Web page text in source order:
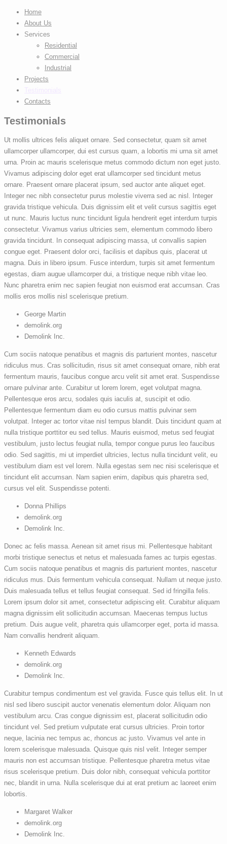
Home
About Us
Services
Residential
Commercial
Industrial
Projects
Testimonials
Contacts
Testimonials
Ut mollis ultrices felis aliquet ornare. Sed consectetur, quam sit amet
ullamcorper ullamcorper, dui est cursus quam, a lobortis mi urna sit amet
urna. Proin ac mauris scelerisque metus commodo dictum non eget justo.
Vivamus adipiscing dolor eget erat ullamcorper sed tincidunt metus
ornare. Praesent ornare placerat ipsum, sed auctor ante aliquet eget.
Integer nec nibh consectetur purus molestie viverra sed ac nisl. Integer
gravida tristique vehicula. Duis dignissim elit et velit cursus sagittis eget
ut nunc. Mauris luctus nunc tincidunt ligula hendrerit eget interdum turpis
consectetur. Vivamus varius ultricies sem, elementum commodo libero
gravida tincidunt. In consequat adipiscing massa, ut convallis sapien
congue eget. Praesent dolor orci, facilisis et dapibus quis, placerat ut
magna. Duis in libero ipsum. Fusce interdum, turpis sit amet fermentum
egestas, diam augue ullamcorper dui, a tristique neque nibh vitae leo.
Nunc pharetra enim nec sapien feugiat non euismod erat accumsan. Cras
mollis eros mollis nisl scelerisque pretium.
George Martin
demolink.org
Demolink Inc.
Cum sociis natoque penatibus et magnis dis parturient montes, nascetur
ridiculus mus. Cras sollicitudin, risus sit amet consequat ornare, nibh erat
fermentum mauris, faucibus congue arcu velit sit amet erat. Suspendisse
ornare pulvinar ante. Curabitur ut lorem lorem, eget volutpat magna.
Pellentesque eros arcu, sodales quis iaculis at, suscipit et odio.
Pellentesque fermentum diam eu odio cursus mattis pulvinar sem
volutpat. Integer ac tortor vitae nisl tempus blandit. Duis tincidunt quam at
nulla tristique porttitor eu sed tellus. Mauris euismod, metus sed feugiat
vestibulum, justo lectus feugiat nulla, tempor congue purus leo faucibus
odio. Sed sagittis, mi ut imperdiet ultricies, lectus nulla tincidunt velit, eu
vestibulum diam est vel lorem. Nulla egestas sem nec nisi scelerisque et
tincidunt elit accumsan. Nam sapien enim, dapibus quis pharetra sed,
cursus vel elit. Suspendisse potenti.
Donna Phillips
demolink.org
Demolink Inc.
Donec ac felis massa. Aenean sit amet risus mi. Pellentesque habitant
morbi tristique senectus et netus et malesuada fames ac turpis egestas.
Cum sociis natoque penatibus et magnis dis parturient montes, nascetur
ridiculus mus. Duis fermentum vehicula consequat. Nullam ut neque justo.
Duis malesuada tellus et tellus feugiat consequat. Sed id fringilla felis.
Lorem ipsum dolor sit amet, consectetur adipiscing elit. Curabitur aliquam
magna dignissim elit sollicitudin accumsan. Maecenas tempus luctus
pretium. Duis augue velit, pharetra quis ullamcorper eget, porta id massa.
Nam convallis hendrerit aliquam.
Kenneth Edwards
demolink.org
Demolink Inc.
Curabitur tempus condimentum est vel gravida. Fusce quis tellus elit. In ut
nisl sed libero suscipit auctor venenatis elementum dolor. Aliquam non
vestibulum arcu. Cras congue dignissim est, placerat sollicitudin odio
tincidunt vel. Sed pretium vulputate erat cursus ultricies. Proin tortor
neque, lacinia nec tempus ac, rhoncus ac justo. Vivamus vel ante in
lorem scelerisque malesuada. Quisque quis nisl velit. Integer semper
mauris non est accumsan tristique. Pellentesque pharetra metus vitae
risus scelerisque pretium. Duis dolor nibh, consequat vehicula porttitor
nec, blandit in urna. Nulla scelerisque dui at erat pretium ac laoreet enim
lobortis.
Margaret Walker
demolink.org
Demolink Inc.